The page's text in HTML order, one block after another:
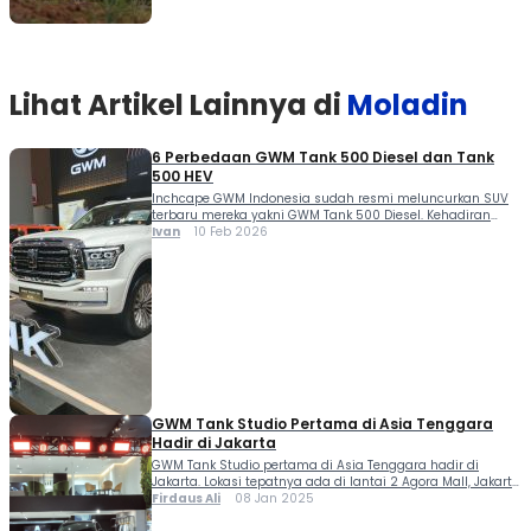
Lihat Artikel Lainnya di Moladin
6 Perbedaan GWM Tank 500 Diesel dan Tank
500 HEV
Inchcape GWM Indonesia sudah resmi meluncurkan SUV
terbaru mereka yakni GWM Tank 500 Diesel. Kehadiran
varian diesel ini melengkapi kesuksesan Tank 500 Hybrid
Ivan 10 Feb 2026
GWM Tank Studio Pertama di Asia Tenggara
Hadir di Jakarta
GWM Tank Studio pertama di Asia Tenggara hadir di
Jakarta. Lokasi tepatnya ada di lantai 2 Agora Mall, Jakarta
Pusat. Great Wall Motor (GWM) Indonesia hari ini
Firdaus Ali 08 Jan 2025